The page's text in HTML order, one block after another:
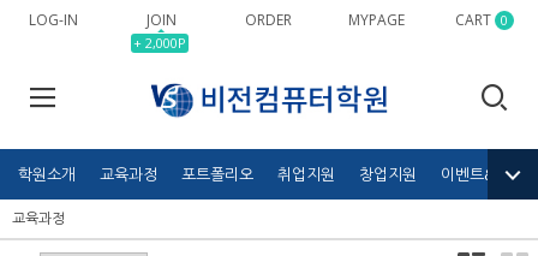
LOG-IN JOIN
+ 2,000P
ORDER MYPAGE CART 0
학원소개 교육과정 포트폴리오 취업지원 창업지원 이벤트&공모전
교육과정